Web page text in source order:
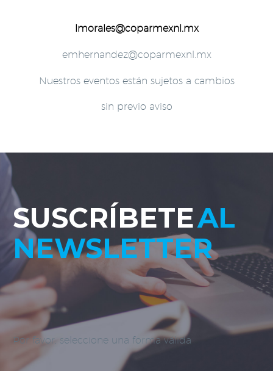
lmorales@coparmexnl.mx
emhernandez@coparmexnl.mx
Nuestros eventos están sujetos a cambios
sin previo aviso
SUSCRÍBETEAL
NEWSLETTER
Por favor, seleccione una forma válida